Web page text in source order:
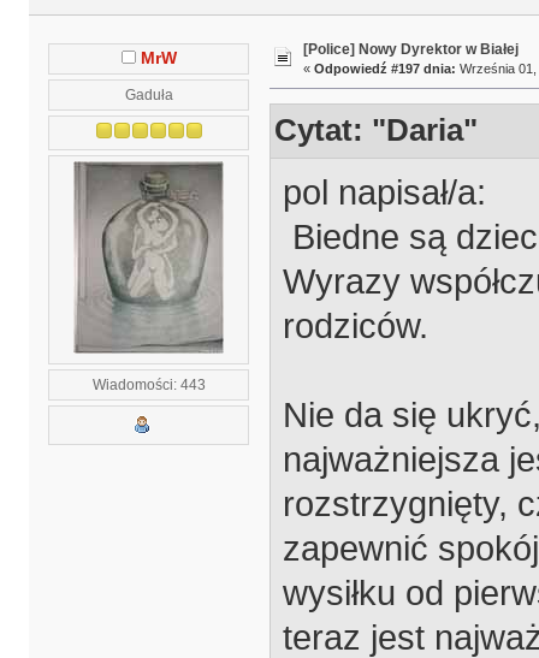
MrW
Gaduła
Wiadomości: 443
[Police] Nowy Dyrektor w Białej
« Odpowiedź #197 dnia: Września
Cytat: "Daria"
pol napisał/a:
Biedne są
Wyrazy
rodziców.
Nie da się
najważniejsza
rozstrzygnięty,
zapewnić
wysiłku od
teraz jest